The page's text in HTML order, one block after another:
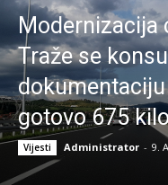
Modernizacija
Traže se
gotovo 675
Vijesti Administrator - 9.